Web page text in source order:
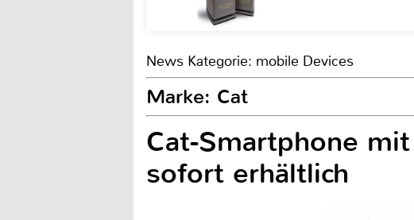
News Kategorie: mobile Devices
Marke: Cat
Cat-Smartphone
sofort erhältlich